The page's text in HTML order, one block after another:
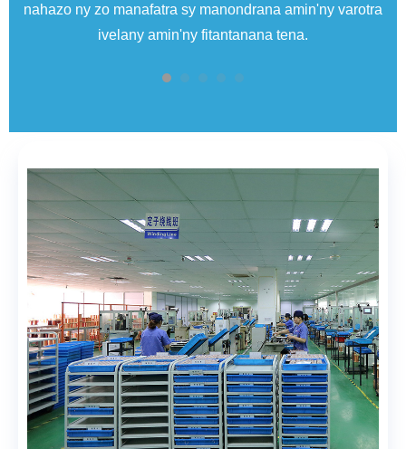
nahazo ny zo manafatra sy manondrana amin'ny varotra
ivelany amin'ny fitantanana tena.